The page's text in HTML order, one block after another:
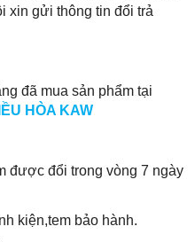
xin gửi thông tin đổi trả
đã mua sản phẩm tại
HÒA KAW
được đổi trong vòng 7 ngày
kiện,tem bảo hành.